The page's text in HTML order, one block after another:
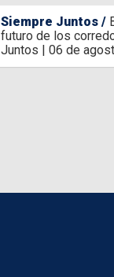
Siempre Juntos
futuro de los
Juntos | 06 de